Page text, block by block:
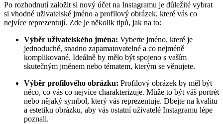
Po rozhodnutí založit si nový účet na Instagramu je důležité vybrat
si vhodné uživatelské jméno a profilový obrázek, které vás co
nejvíce reprezentují. Zde je několik tipů, jak na to:
Výběr uživatelského jména: Vyberte jméno, které je
jednoduché, snadno zapamatovatelné a co nejméně
komplikované. Ideálně by mělo být spojeno s vaším
skutečným jménem nebo tématem, kterým se věnujete.
Výběr profilového obrázku: Profilový obrázek by měl být
něco, co vás co nejvíce charakterizuje. Může to být váš portrét
nebo nějaký symbol, který vás reprezentuje. Dbejte na kvalitu
a estetiku obrázku, aby vás ostatní uživatelé Instagramu lépe
poznali.